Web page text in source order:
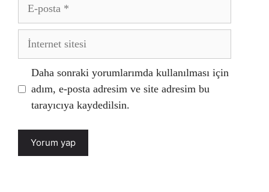
posta
İnternet
Daha sonraki yorumlarımda kullanılması için
adım, e-posta adresim ve site adresim bu
tarayıcıya kaydedilsin.